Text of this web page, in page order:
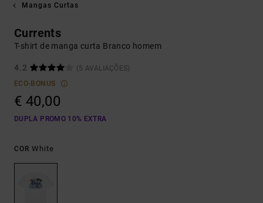
Mangas Curtas
Currents
T-shirt de manga curta Branco homem
4.2
(5 AVALIAÇÕES)
ECO-BONUS
€ 40,00
DUPLA PROMO 10% EXTRA
COR White